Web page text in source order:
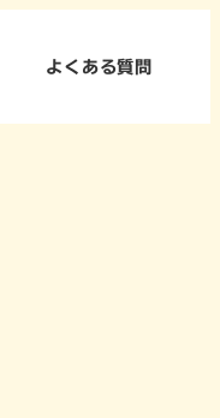
よくある質問